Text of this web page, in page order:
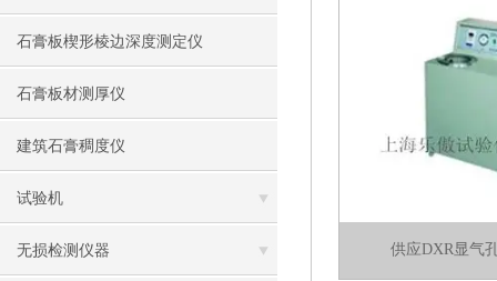
石膏板楔形棱边深度测定仪
石膏板材测厚仪
建筑石膏稠度仪
试验机
无损检测仪器 供应DXR显气